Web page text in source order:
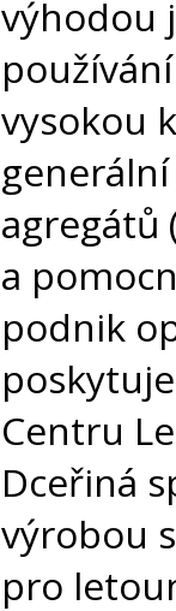
výhodou
vysokou
a
podnik
Centru
Dceřiná
výrobou
pro